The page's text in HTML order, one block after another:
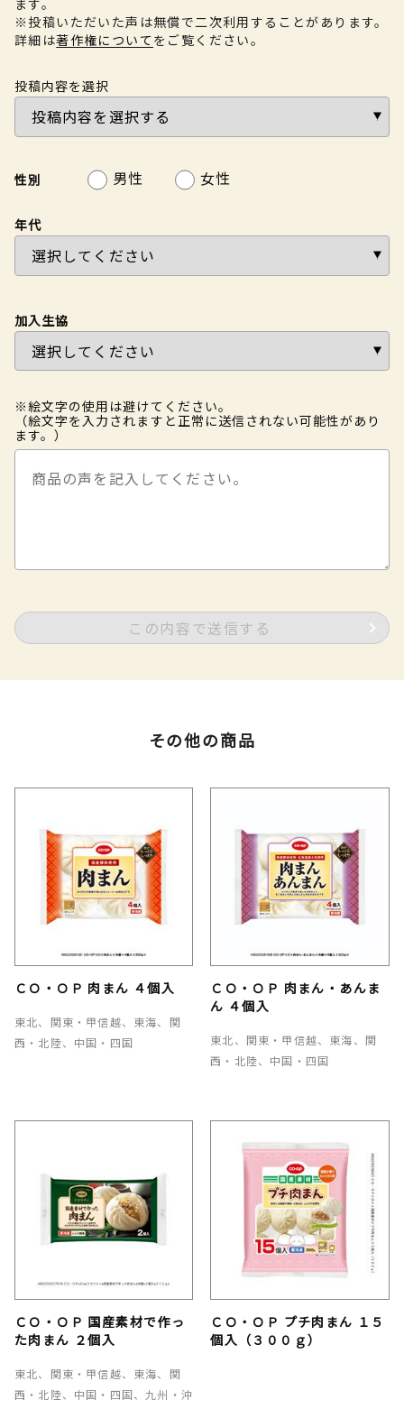
ます。
※投稿いただいた声は無償で二次利用することがあります。
詳細は著作権について をご覧ください。
投稿内容を選択
性別 男性 女性
年代
加入生協
※絵文字の使用は避けてください。
（絵文字を入力されますと正常に送信されない可能性があり
ます。）
この内容で送信する
その他の商品
ＣＯ・ＯＰ 肉まん ４個入
東北、関東・甲信越、東海、関
西・北陸、中国・四国
ＣＯ・ＯＰ 肉まん・あんま
ん ４個入
東北、関東・甲信越、東海、関
西・北陸、中国・四国
ＣＯ・ＯＰ 国産素材で作っ
た肉まん ２個入
東北、関東・甲信越、東海、関
西・北陸、中国・四国、九州・沖
ＣＯ・ＯＰ プチ肉まん １５
個入（３００ｇ）